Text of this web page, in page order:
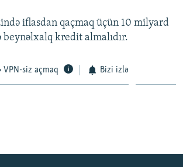
iflasdan qaçmaq üçün 10 milyard
beynəlxalq kredit almalıdır.
VPN-siz açmaq Bizi izlə